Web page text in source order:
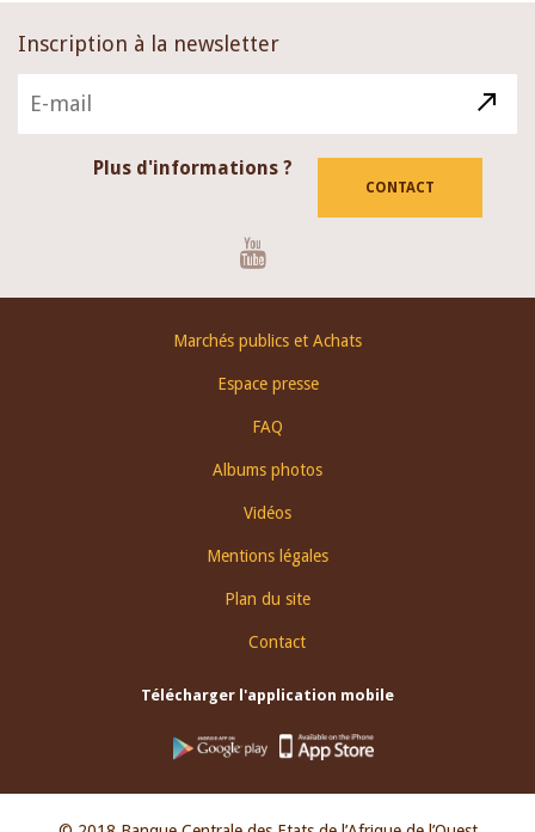
Inscription à la newsletter
Plus d'informations ?
CONTACT
Marchés publics et Achats
Espace presse
FAQ
Albums photos
Vidéos
Mentions légales
Plan du site
Contact
Télécharger l'application mobile